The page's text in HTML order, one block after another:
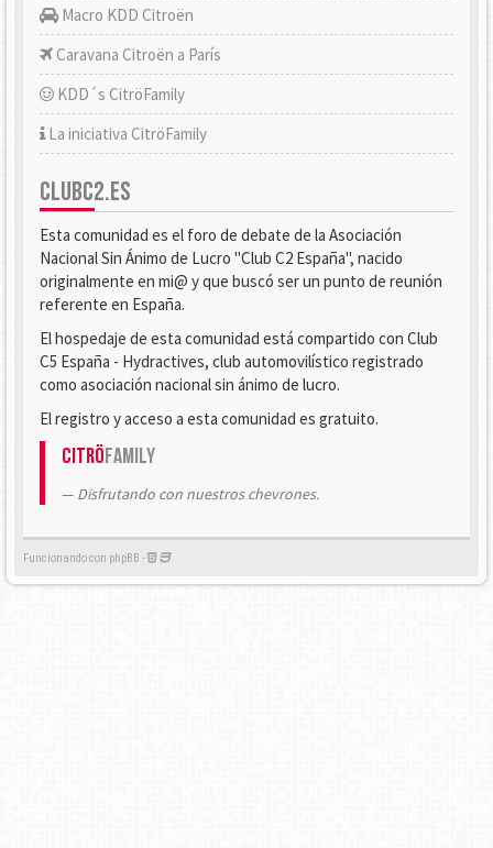
Macro KDD Citroën
Caravana Citroën a París
KDD´s CitröFamily
La iniciativa CitröFamily
CLUBC2.ES
Esta comunidad es el foro de debate de la Asociación
Nacional Sin Ánimo de Lucro "Club C2 España", nacido
originalmente en mi@ y que buscó ser un punto de reunión
referente en España.
El hospedaje de esta comunidad está compartido con Club
C5 España - Hydractives, club automovilístico registrado
como asociación nacional sin ánimo de lucro.
El registro y acceso a esta comunidad es gratuito.
CitröFamily
Disfrutando con nuestros chevrones.
Funcionando con phpBB -